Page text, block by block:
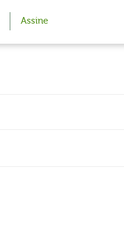
Assine